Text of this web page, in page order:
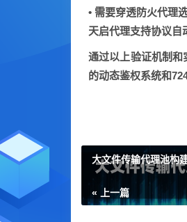
• 需要穿透防火代理
天启代理支持协议自
通过以上验证机制
的动态鉴权系统和
大文件传输代理池构
« 上一篇